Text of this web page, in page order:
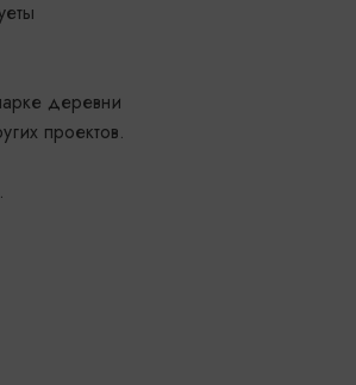
деревни
проектов.